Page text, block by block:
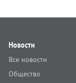
Новости
Все новости
Общество